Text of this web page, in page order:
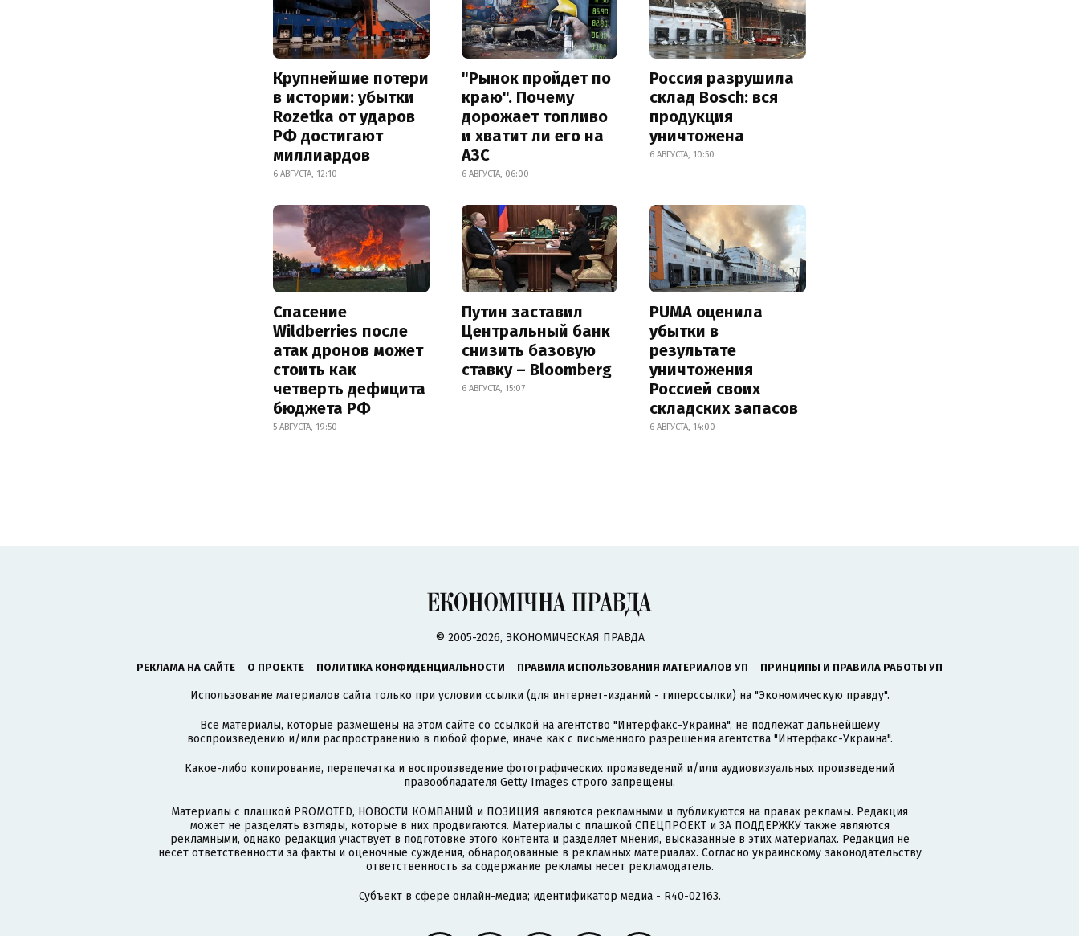
Крупнейшие потери
в истории: убытки
Rozetka от ударов
РФ достигают
миллиардов
6 АВГУСТА, 12:10
"Рынок пройдет по
краю". Почему
дорожает топливо
и хватит ли его на
АЗС
6 АВГУСТА, 06:00
Россия разрушила
склад Bosch: вся
продукция
уничтожена
6 АВГУСТА, 10:50
Спасение
Wildberries после
атак дронов может
стоить как
четверть дефицита
бюджета РФ
5 АВГУСТА, 19:50
Путин заставил
Центральный банк
снизить базовую
ставку – Bloomberg
6 АВГУСТА, 15:07
PUMA оценила
убытки в
результате
уничтожения
Россией своих
складских запасов
6 АВГУСТА, 14:00
© 2005-2026, ЭКОНОМИЧЕСКАЯ ПРАВДА
РЕКЛАМА НА САЙТЕ О ПРОЕКТЕ ПОЛИТИКА КОНФИДЕНЦИАЛЬНОСТИ ПРАВИЛА ИСПОЛЬЗОВАНИЯ МАТЕРИАЛОВ УП ПРИНЦИПЫ И ПРАВИЛА РАБОТЫ УП
Использование материалов сайта только при условии ссылки (для интернет-изданий - гиперссылки) на "Экономическую правду".
Все материалы, которые размещены на этом сайте со ссылкой на агентство "Интерфакс-Украина", не подлежат дальнейшему
воспроизведению и/или распространению в любой форме, иначе как с письменного разрешения агентства "Интерфакс-Украина".
Какое-либо копирование, перепечатка и воспроизведение фотографических произведений и/или аудиовизуальных произведений
правообладателя Getty Images строго запрещены.
Материалы с плашкой PROMOTED, НОВОСТИ КОМПАНИЙ и ПОЗИЦИЯ являются рекламными и публикуются на правах рекламы. Редакция
может не разделять взгляды, которые в них продвигаются. Материалы с плашкой СПЕЦПРОЕКТ и ЗА ПОДДЕРЖКУ также являются
рекламными, однако редакция участвует в подготовке этого контента и разделяет мнения, высказанные в этих материалах. Редакция не
несет ответственности за факты и оценочные суждения, обнародованные в рекламных материалах. Согласно украинскому законодательству
ответственность за содержание рекламы несет рекламодатель.
Субъект в сфере онлайн-медиа; идентификатор медиа - R40-02163.